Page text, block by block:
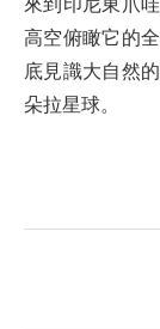
高空俯瞰它的
底見識大自然
朵拉星球。